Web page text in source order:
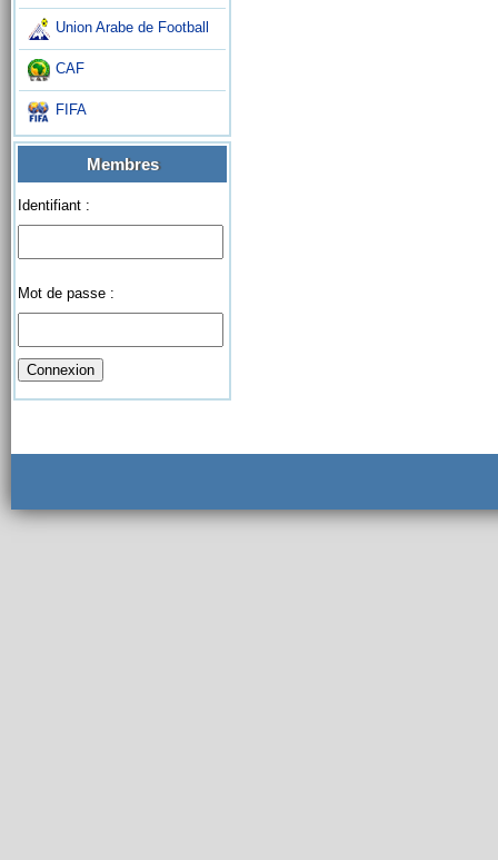
Union Arabe de Football
CAF
FIFA
Membres
Identifiant :
Mot de passe :